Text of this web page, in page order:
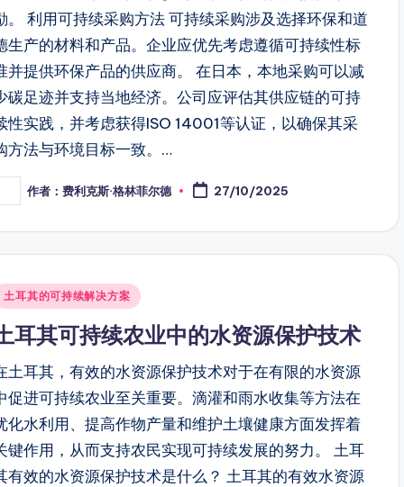
。 利用可持续采购方法 可持续采购涉及选择环保和道
生产的材料和产品。企业应优先考虑遵循可持续性标
并提供环保产品的供应商。 在日本，本地采购可以减
碳足迹并支持当地经济。公司应评估其供应链的可持
性实践，并考虑获得ISO 14001等认证，以确保其采
方法与环境目标一致。…
作者：费利克斯·格林菲尔德 27/10/2025
土耳其的可持续解决方案
耳其可持续农业中的水资源保护技术
土耳其，有效的水资源保护技术对于在有限的水资源
促进可持续农业至关重要。滴灌和雨水收集等方法在
化水利用、提高作物产量和维护土壤健康方面发挥着
键作用，从而支持农民实现可持续发展的努力。 土耳
有效的水资源保护技术是什么？ 土耳其的有效水资源